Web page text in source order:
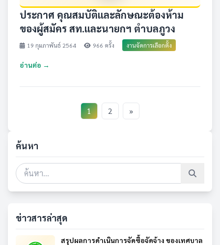
ประกาศ คุณสมบัติและลักษณะต้องห้าม
ของผู้สมัคร สท.และนายกฯ ตำบลภูวง
19 กุมภาพันธ์ 2564 966 ครั้ง งานจัดการเลือกตั้ง
อ่านต่อ →
1 2 »
ค้นหา
ข่าวสารล่าสุด
สรุปผลการดำเนินการจัดซื้อจัดจ้าง ของเทศบาล